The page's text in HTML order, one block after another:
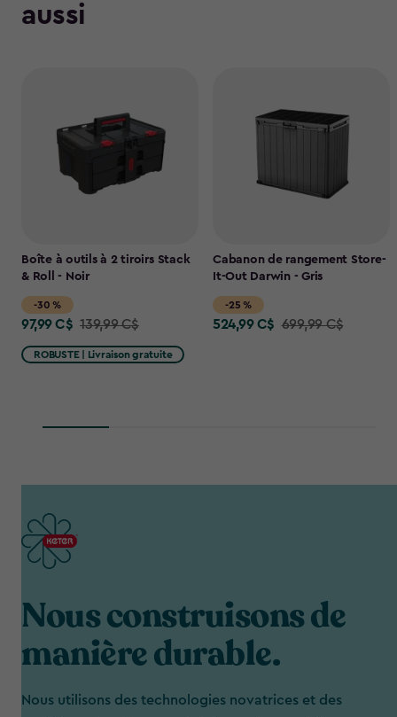
aussi
Boîte à outils à 2 tiroirs Stack
& Roll - Noir
-30 %
Price
from
97,99 C$ 139,99 C$
ROBUSTE | Livraison gratuite
Cabanon de rangement Store-
It-Out Darwin - Gris
-25 %
Price
524,99 C$ 699,99 C$
Nous construisons de
manière durable.
Nous utilisons des technologies novatrices et des